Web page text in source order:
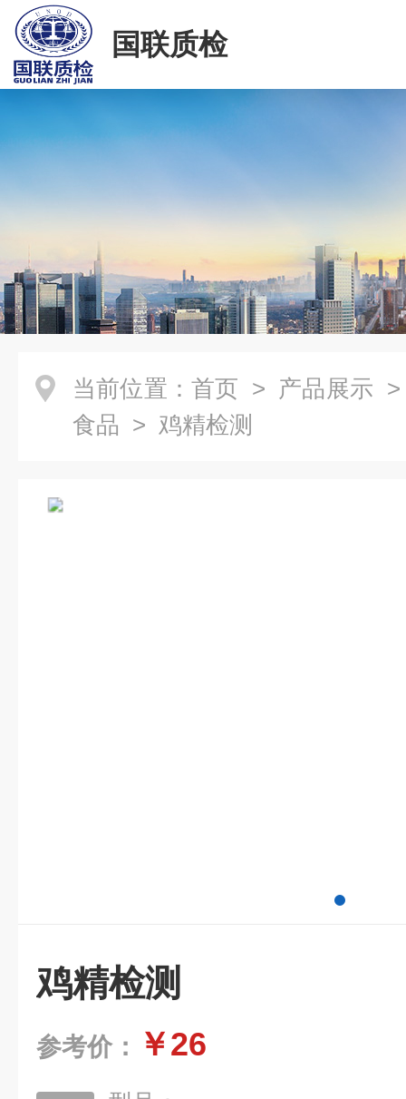
国联质检
当前位置： 首页 > 产品展示
食品 > 鸡精检测
鸡精检测
参考价： ￥26